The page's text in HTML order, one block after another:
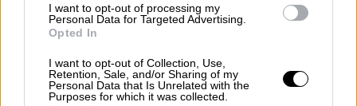
I want to opt-out of processing my
Personal Data for Targeted Advertising.
Opted In
I want to opt-out of Collection, Use,
Retention, Sale, and/or Sharing of my
Personal Data that Is Unrelated with the
Purposes for which it was collected.